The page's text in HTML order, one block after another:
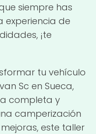
siempre has
experiencia de
¡te
tu vehículo
Sc en Sueca,
completa y
camperización
este taller